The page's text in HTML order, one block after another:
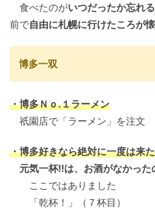
食べたのがいつだったか忘れ
前で自由に札幌に行けたころが
博多一双
・博多Ｎｏ.１ラーメン
祇園店で「ラーメン」を注文
・博多好きなら絶対に一度は来
元気一杯!!は、お酒がなかっ
ここではありました
「乾杯！」（７杯目）